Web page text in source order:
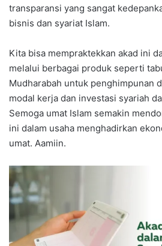
transparansi yang sangat
bisnis dan syariat Islam.
Kita bisa mempraktekkan akad ini
melalui berbagai produk seperti
Mudharabah untuk penghimpunan
modal kerja dan investasi syariah
Semoga umat Islam semakin
ini dalam usaha menghadirkan
umat. Aamiin.